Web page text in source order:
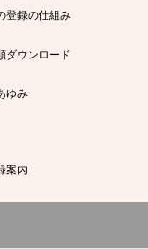
登録の仕組み
ダウンロード
ゆみ
案内